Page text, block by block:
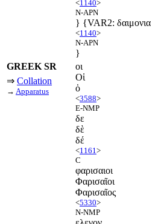
<1140>
N-APN
} {VAR2: δαιμονια
<1140>
N-APN
}
GREEK SR
⇒ Collation
→ Apparatus
οι
Οἱ
ὁ
<3588>
E-NMP
δε
δὲ
δέ
<1161 >
C
φαρισαιοι
Φαρισαῖοι
Φαρισαῖος
<5330>
N-NMP